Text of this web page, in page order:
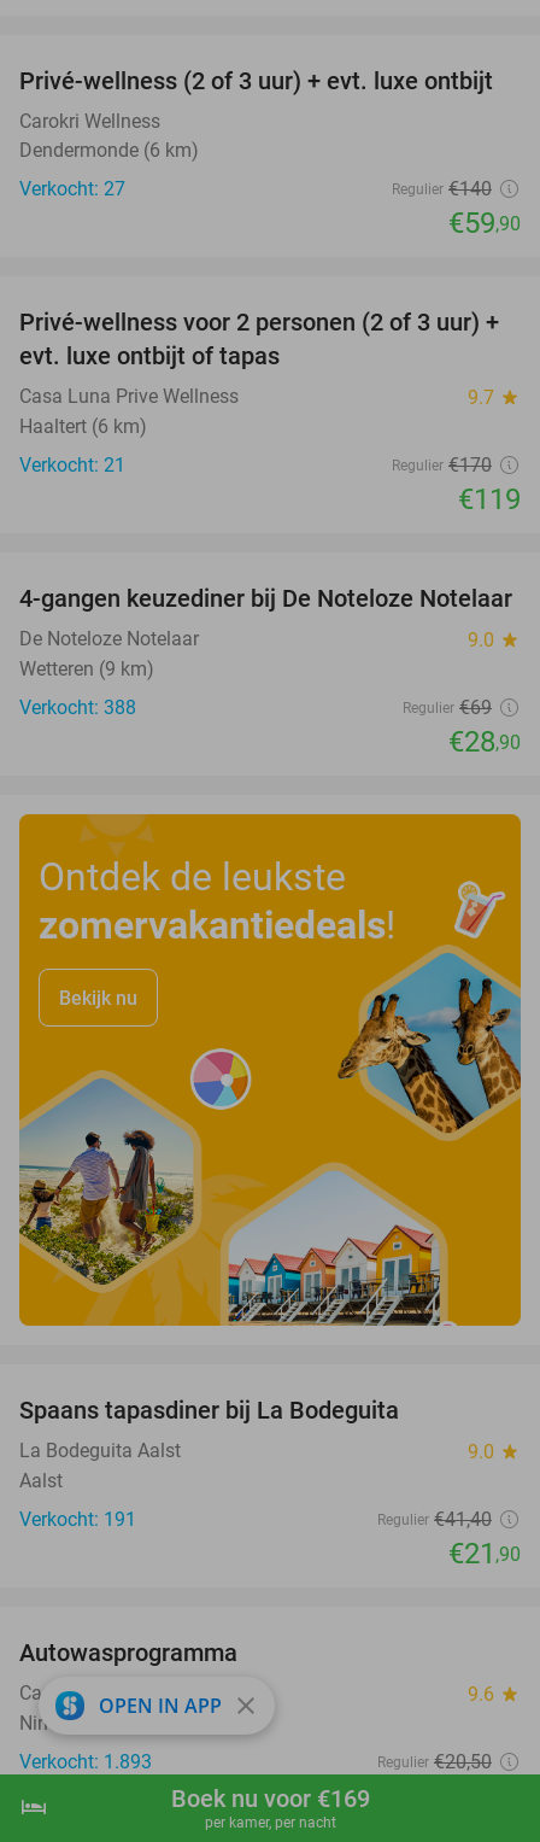
shopping_cart Boek nu
hotel Boek nu voor €169
per kamer, per nacht
57%
Privé-wellness (2 of 3 uur) + evt. luxe ontbijt
Carokri Wellness
Dendermonde (6 km)
Verkocht: 27
Regulier €140
€59,90
30%
Privé-wellness voor 2 personen (2 of 3 uur) +
evt. luxe ontbijt of tapas
Casa Luna Prive Wellness 9.7 star
Haaltert (6 km)
Verkocht: 21
Regulier €170
€119
58%
4-gangen keuzediner bij De Noteloze Notelaar
De Noteloze Notelaar 9.0 star
Wetteren (9 km)
Verkocht: 388
Regulier €69
€28,90
Ontdek de leukste
zomervakantiedeals!
Bekijk nu
Spaans tapasdiner bij La Bodeguita
La Bodeguita Aalst 9.0 star
Aalst
Verkocht: 191
Regulier €41,40
€21 ,90
Autowasprogramma
Carwash Dodane 9.6 star
Ninove (+2 locaties) (9 km)
Verkocht: 1.893
Regulier €20,50
OPEN IN APP close